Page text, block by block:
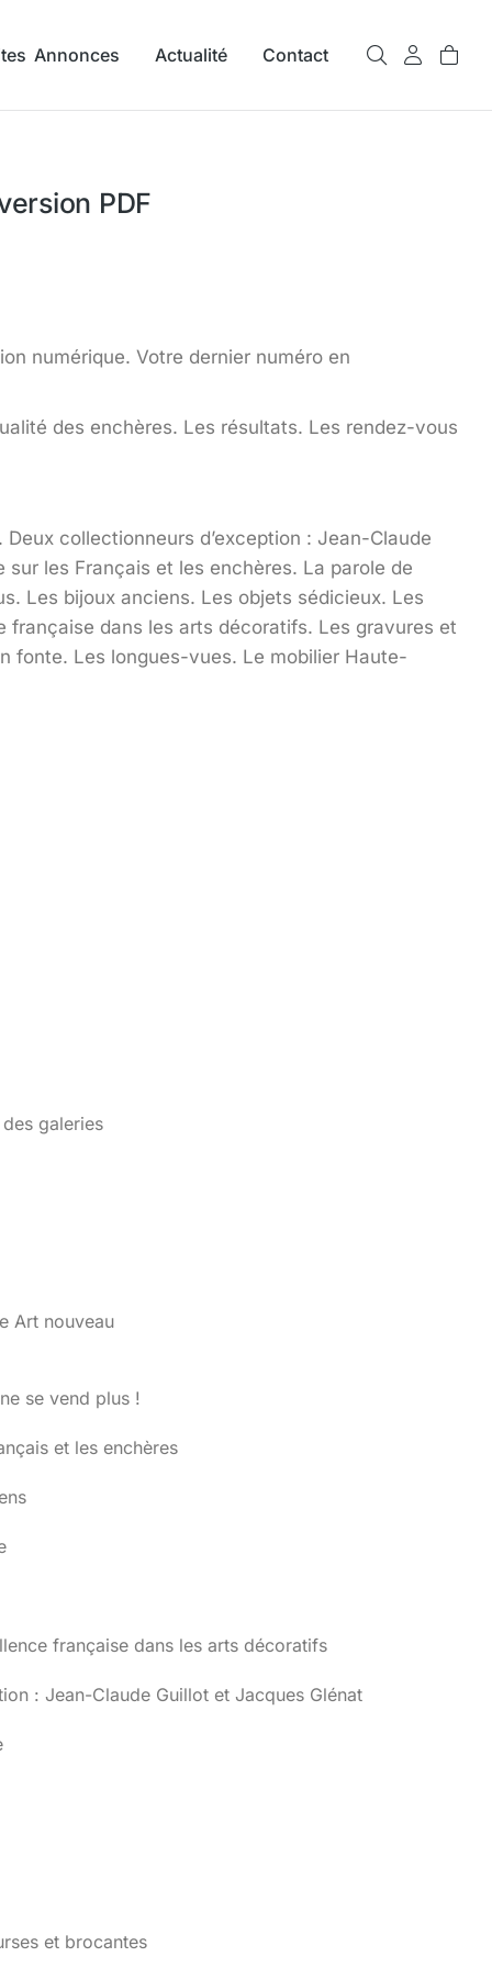
Annonces Actualité Contact
PDF
numérique. Votre dernier numéro en
des enchères. Les résultats. Les rendez-vous
collectionneurs d’exception : Jean-Claude
les Français et les enchères. La parole de
Les bijoux anciens. Les objets sédicieux. Les
française dans les arts décoratifs. Les gravures et
fonte. Les longues-vues. Le mobilier Haute-
galeries
Art nouveau
se vend plus !
et les enchères
française dans les arts décoratifs
: Jean-Claude Guillot et Jacques Glénat
et brocantes